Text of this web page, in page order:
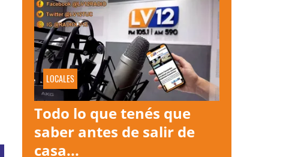
LOCALES
Todo lo que tenés que
saber antes de salir de
casa...